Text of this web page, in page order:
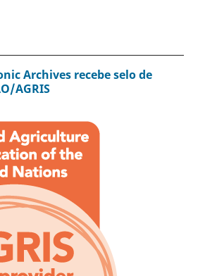
Archives recebe selo de
AGRIS